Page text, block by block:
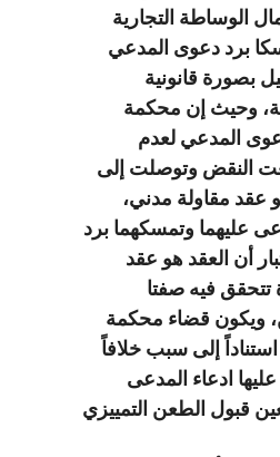
الوساطة التجارية
برد دعوى المدعي
بصورة قانونية
وحيث إن محكمة
المدعي لعدم
النقض وتوصلت إلى
عقد مقاولة مدني،
عليهما وتمسكهما برد
أن العقد هو عقد
فيه صفتا
ويكون قضاء محكمة
إلى سبب خلافاً
ادعاء المدعى
قبول الطعن التمييزي